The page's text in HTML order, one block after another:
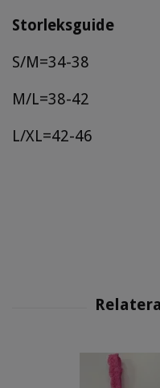
Storleksguide
S/M=34-38
M/L=38-42
L/XL=42-46